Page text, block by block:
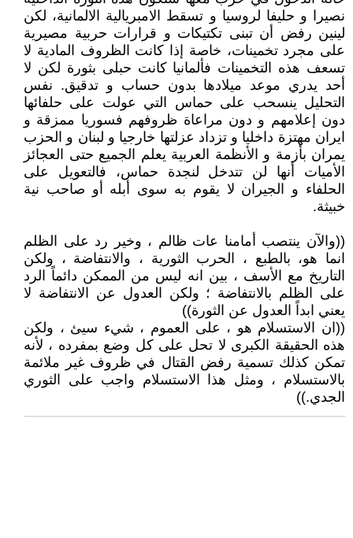
نصيرا و حليفا لروسيا و تسقط الامبريالية الالمانية، لكن
لينين رفض أن تبنى تكتيكات و قرارات حربية مصيرية
على مجرد تخمينات، خاصة إذا كانت الظروف المادية لا
تسعف هذه التخمينات فألمانيا كانت حبلى بثورة لكن لا
أحد يدري موعد ميلادها بدون حساب و تدقيق. نفس
التحليل ينسحب على حماس التي عولت على حلفائها
دون إعلامهم و دون مراعاة ظروفهم فسوريا ممزقة و
ايران مهتزة داخليا و تزداد عزلتها خارجيا و لبنان و الحزب
يمران بأزمة و الأنظمة العربية يعلم الجميع حتى العجائز
الأميات أنها لن تتدخل لنجدة حماس، فالتعويل على
الحلفاء و الجيران لا يقوم به سوى أبله أو صاحب نية
خبيثة.
((والآن ينتصب أمامنا عات ظالم ، وخير رد على الظلم
انما هو، بالطبع ، الحرب الثورية ، والانتفاضة ، ولكن
التاريخ مع الأسف ، بين انه ليس من الممكن دائماً الرد
على الظلم بالانتفاضة ؛ ولكن العدول عن الانتفاضة لا
يعني ابداً العدول عن الثورة))
((ان الاستسلام هو ، على العموم ، شيء سيئ ، ولكن
هذه الحقيقة الكبرى لا تحل على كل وضع بمفرده ، لأنه
تمكن كذلك تسمية رفض القتال في ظروف غير ملائمة
بالاستسلام ، ومثل هذا الاستسلام واجب على الثوري
الجدي.))